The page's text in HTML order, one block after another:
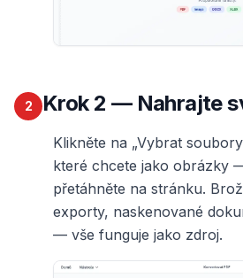
2 Krok 2 — Nahrajte
Klikněte na „Vybrat
které chcete jako obrázky
přetáhněte na stránku.
exporty, naskenované
— vše funguje jako zdroj.